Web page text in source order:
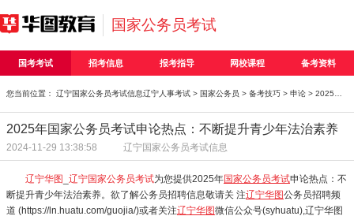
国家公务员考试
国考考试 招考信息 报考指导 网校课程 备考资料
您当前位置： 辽宁国家公务员考试信息辽宁人事考试 > 国家公务员 > 备考技巧 > 申论 > 2025年国家公务员考试申论热点：不断提升青少年法治
2025年国家公务员考试申论热点：不断提升青少年法治素养
2024-11-29 13:38:58 辽宁国家公务员考试信息
辽宁华图 辽宁国家公务员考试为您提供2025年国家公务员考试申论热点：不
断提升青少年法治素养。欲了解公务员招聘信息敬请关 注辽宁华图公务员招聘频
道 (https://ln.huatu.com/guojia/)或者关注辽宁华图微信公众号(syhuatu),辽宁华图